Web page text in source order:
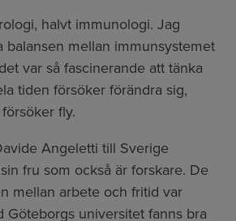
halvt immunologi. Jag
balansen mellan immunsystemet
var så fascinerande att tänka
tiden försöker förändra sig,
fly.
Angeletti till Sverige
fru som också är forskare. De
mellan arbete och fritid var
Göteborgs universitet fanns bra